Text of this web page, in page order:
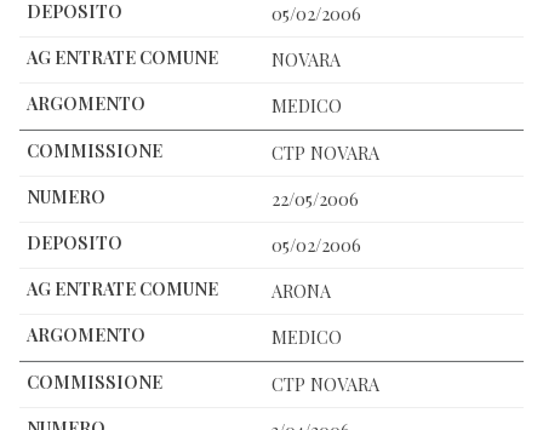
05/02/2006
NOVARA
MEDICO
CTP NOVARA
22/05/2006
05/02/2006
ARONA
MEDICO
CTP NOVARA